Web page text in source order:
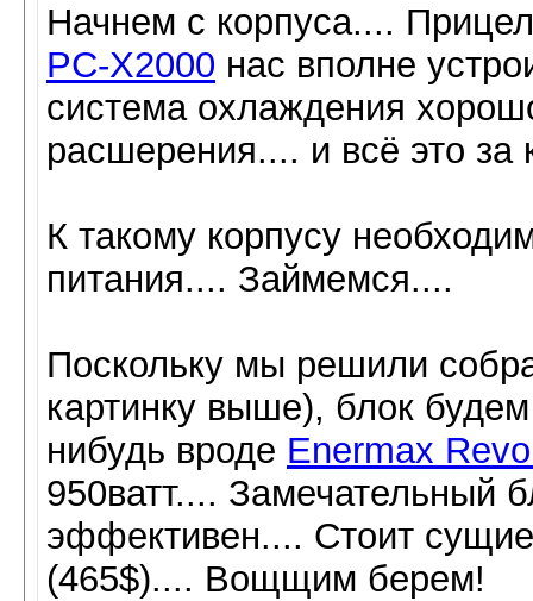
Начнем с корпуса....
PC-X2000 нас вполне
система охлаждения
расшерения.... и всё это
К такому корпусу
питания.... Займемся....
Поскольку мы решили
картинку выше), блок
нибудь вроде Enermax
950ватт.... Замечательный
эффективен.... Стоит
(465$).... Вощщим берем!